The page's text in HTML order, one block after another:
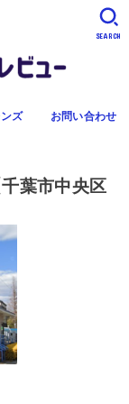
ズ お問い合わせ
SEARCH
葉市中央区